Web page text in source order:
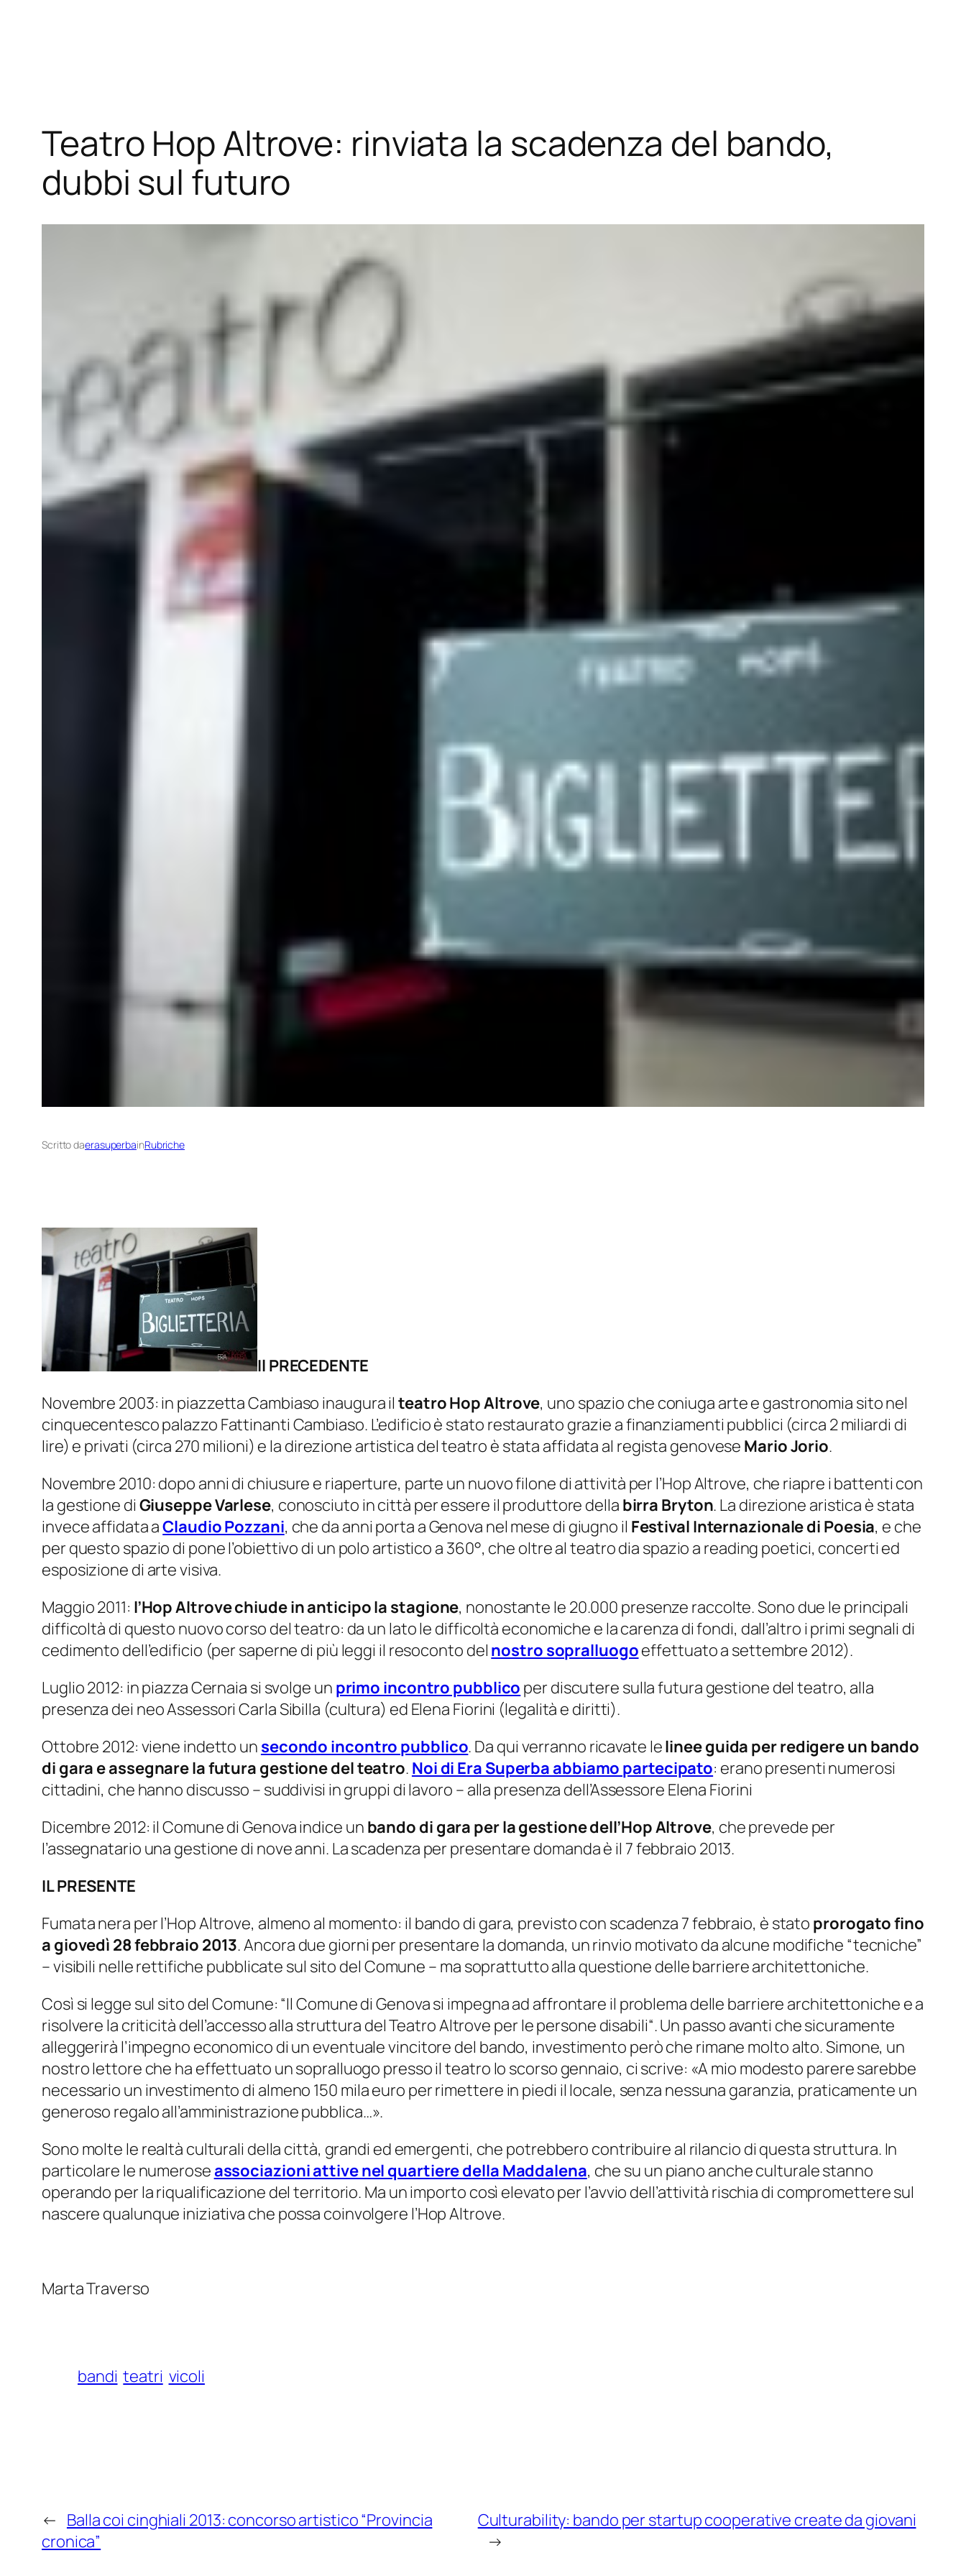
Teatro Hop Altrove: rinviata la scadenza del bando,
dubbi sul futuro
Scritto daerasuperbainRubriche
Il PRECEDENTE
Novembre 2003: in piazzetta Cambiaso inaugura ilteatro Hop Altrove, uno spazio che coniuga arte e gastronomia sito nel
cinquecentesco palazzo Fattinanti Cambiaso. L’edificio è stato restaurato grazie a finanziamenti pubblici (circa 2 miliardi di
lire) e privati (circa 270 milioni) e la direzione artistica del teatro è stata affidata al regista genovese Mario Jorio.
Novembre 2010: dopo anni di chiusure e riaperture, parte un nuovo filone di attività per l’Hop Altrove, che riapre i battenti con
la gestione di Giuseppe Varlese, conosciuto in città per essere il produttore della birra Bryton. La direzione aristica è stata
invece affidata aClaudio Pozzani, che da anni porta a Genova nel mese di giugno il Festival Internazionale di Poesia, e che
per questo spazio di pone l’obiettivo di un polo artistico a 360°, che oltre al teatro dia spazio a reading poetici, concerti ed
esposizione di arte visiva.
Maggio 2011: l’Hop Altrove chiude in anticipo la stagione, nonostante le 20.000 presenze raccolte. Sono due le principali
difficoltà di questo nuovo corso del teatro: da un lato le difficoltà economiche e la carenza di fondi, dall’altro i primi segnali di
cedimento dell’edificio (per saperne di più leggi il resoconto del nostro sopralluogoeffettuato a settembre 2012).
Luglio 2012: in piazza Cernaia si svolge un primo incontro pubblico per discutere sulla futura gestione del teatro, alla
presenza dei neo Assessori Carla Sibilla (cultura) ed Elena Fiorini (legalità e diritti).
Ottobre 2012: viene indetto un secondo incontro pubblico. Da qui verranno ricavate lelinee guida per redigere un bando
di gara e assegnare la futura gestione del teatro. Noi di Era Superba abbiamo partecipato: erano presenti numerosi
cittadini, che hanno discusso – suddivisi in gruppi di lavoro – alla presenza dell’Assessore Elena Fiorini
Dicembre 2012: il Comune di Genova indice un bando di gara per la gestione dell’Hop Altrove, che prevede per
l’assegnatario una gestione di nove anni. La scadenza per presentare domanda è il 7 febbraio 2013.
IL PRESENTE
Fumata nera per l’Hop Altrove, almeno al momento: il bando di gara, previsto con scadenza 7 febbraio, è stato prorogato fino
a giovedì 28 febbraio 2013. Ancora due giorni per presentare la domanda, un rinvio motivato da alcune modifiche “tecniche”
– visibili nelle rettifiche pubblicate sul sito del Comune – ma soprattutto alla questione delle barriere architettoniche.
Così si legge sul sito del Comune: “Il Comune di Genova si impegna ad affrontare il problema delle barriere architettoniche e a
risolvere la criticità dell’accesso alla struttura del Teatro Altrove per le persone disabili“. Un passo avanti che sicuramente
alleggerirà l’impegno economico di un eventuale vincitore del bando, investimento però che rimane molto alto. Simone, un
nostro lettore che ha effettuato un sopralluogo presso il teatro lo scorso gennaio, ci scrive: «A mio modesto parere sarebbe
necessario un investimento di almeno 150 mila euro per rimettere in piedi il locale, senza nessuna garanzia, praticamente un
generoso regalo all’amministrazione pubblica…».
Sono molte le realtà culturali della città, grandi ed emergenti, che potrebbero contribuire al rilancio di questa struttura. In
particolare le numeroseassociazioni attive nel quartiere della Maddalena, che su un piano anche culturale stanno
operando per la riqualificazione del territorio. Ma un importo così elevato per l’avvio dell’attività rischia di compromettere sul
nascere qualunque iniziativa che possa coinvolgere l’Hop Altrove.
Marta Traverso
bandi teatri vicoli
← Balla coi cinghiali 2013: concorso artistico “Provincia
cronica”
Culturability: bando per startup cooperative create da giovani
→